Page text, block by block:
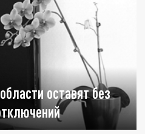
оставят без